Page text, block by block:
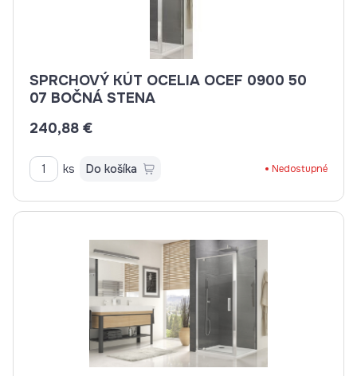
SPRCHOVÝ KÚT OCELIA OCEF 0900 50
07 BOČNÁ STENA
240,88 €
ks Do košíka Nedostupné